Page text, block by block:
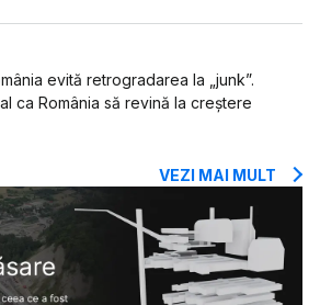
evită retrogradarea la „junk”.
ca România să revină la creștere
VEZI MAI MULT